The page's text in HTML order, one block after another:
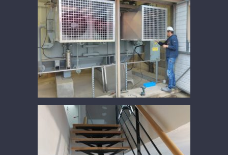
caisson ventilation Aluminium